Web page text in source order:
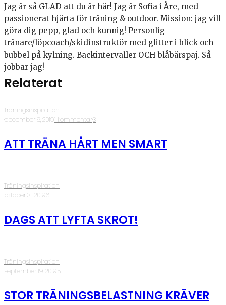
Jag är så GLAD att du är här! Jag är Sofia i Åre, med
passionerat hjärta för träning & outdoor. Mission: jag vill
göra dig pepp, glad och kunnig! Personlig
tränare/löpcoach/skidinstruktör med glitter i blick och
bubbel på kylning. Backintervaller OCH blåbärspaj. Så
jobbar jag!
Relaterat
Träningsinspiration
·december 6, 2019·1 kommentar·3
ATT TRÄNA HÅRT MEN SMART
Träningsinspiration
·oktober 31, 2019·6
DAGS ATT LYFTA SKROT!
Träningsinspiration
·september 19, 2019·5
STOR TRÄNINGSBELASTNING KRÄVER